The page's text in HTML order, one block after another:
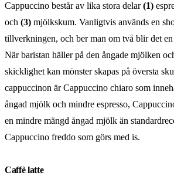
Cappuccino består av lika stora delar(1)
och (3) mjölkskum. Vanligtvis används en
tillverkningen, och ber man om två blir det
När baristan häller på den ångade mjölken
skicklighet kan mönster skapas på översta
cappuccinon är Cappuccino chiaro som
ångad mjölk och mindre espresso,
en mindre mängd ångad mjölk än
Cappuccino freddo som görs med is.
Caffè latte